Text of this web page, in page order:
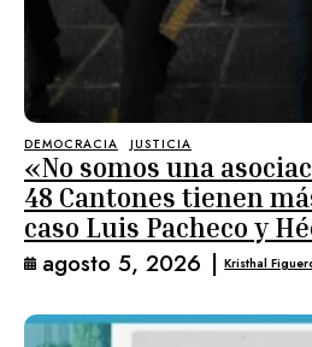
DEMOCRACIA JUSTICIA
«No somos una
48 Cantones tienen
caso Luis Pacheco y
agosto 5, 2026 | Kristhal